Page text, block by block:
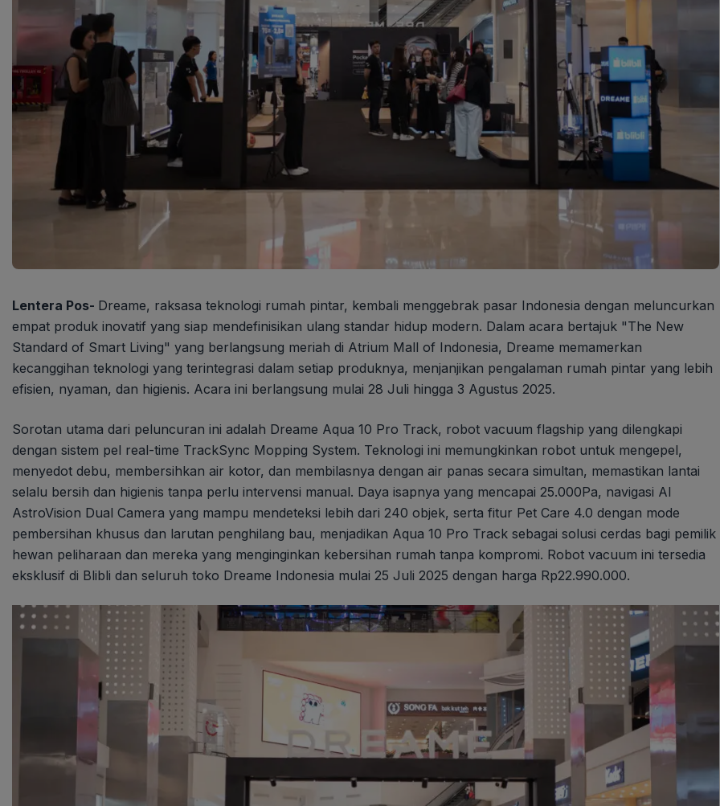
Lentera Pos- Dreame, raksasa teknologi rumah pintar, kembali menggebrak pasar Indonesia dengan meluncurkan
empat produk inovatif yang siap mendefinisikan ulang standar hidup modern. Dalam acara bertajuk "The New
Standard of Smart Living" yang berlangsung meriah di Atrium Mall of Indonesia, Dreame memamerkan
kecanggihan teknologi yang terintegrasi dalam setiap produknya, menjanjikan pengalaman rumah pintar yang lebih
efisien, nyaman, dan higienis. Acara ini berlangsung mulai 28 Juli hingga 3 Agustus 2025.
Sorotan utama dari peluncuran ini adalah Dreame Aqua 10 Pro Track, robot vacuum flagship yang dilengkapi
dengan sistem pel real-time TrackSync Mopping System. Teknologi ini memungkinkan robot untuk mengepel,
menyedot debu, membersihkan air kotor, dan membilasnya dengan air panas secara simultan, memastikan lantai
selalu bersih dan higienis tanpa perlu intervensi manual. Daya isapnya yang mencapai 25.000Pa, navigasi AI
AstroVision Dual Camera yang mampu mendeteksi lebih dari 240 objek, serta fitur Pet Care 4.0 dengan mode
pembersihan khusus dan larutan penghilang bau, menjadikan Aqua 10 Pro Track sebagai solusi cerdas bagi pemilik
hewan peliharaan dan mereka yang menginginkan kebersihan rumah tanpa kompromi. Robot vacuum ini tersedia
eksklusif di Blibli dan seluruh toko Dreame Indonesia mulai 25 Juli 2025 dengan harga Rp22.990.000.